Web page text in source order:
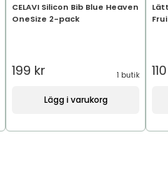
CELAVI Silicon Bib Blue Heaven
OneSize 2-pack
199 kr 1 butik
Lägg i varukorg